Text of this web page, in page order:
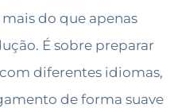
do que apenas
É sobre preparar
diferentes idiomas,
de forma suave